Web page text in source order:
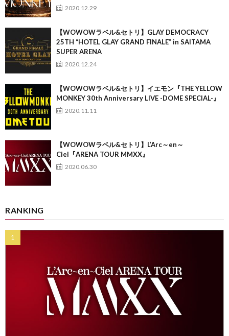
2020.12.29
【WOWOWラベル&セトリ】GLAY DEMOCRACY
25TH “HOTEL GLAY GRAND FINALE” in SAITAMA
SUPER ARENA
2020.12.24
【WOWOWラベル&セトリ】イエモン『THE YELLOW
MONKEY 30th Anniversary LIVE -DOME SPECIAL-』
2020.11.11
【WOWOWラベル&セトリ】L’Arc～en～
Ciel『ARENA TOUR MMXX』
2020.06.30
RANKING